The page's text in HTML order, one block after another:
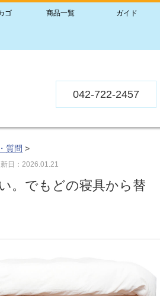
ゴ 商品一覧 ガイド
042-722-2457
質問 >
日：2026.01.21
。でもどの寝具から替